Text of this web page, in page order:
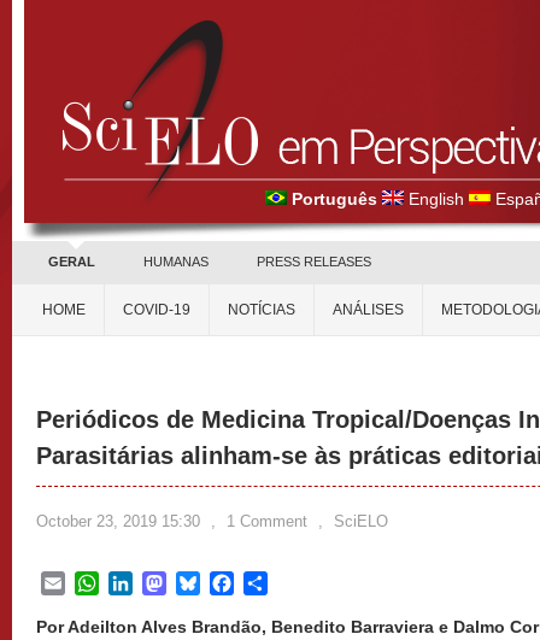
Português English
GERAL HUMANAS PRESS RELEASES
HOME COVID-19 NOTÍCIAS ANÁLISES
Periódicos de Medicina Tropical/Doenças
Parasitárias alinham-se às práticas
October 23, 2019 15:30 , 1 Comment , SciELO
EmailWhatsApp
LinkedInMastodon
BlueskyFacebook
Por Adeilton Alves Brandão, Benedito Barraviera e Dalmo